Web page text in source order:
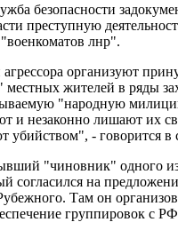
безопасности
преступную
лнр".
организуют
жителей в ряды
"народную
и незаконно лишают их
убийством", - говорится
"чиновник" одного
согласился на
Там он
группировок с